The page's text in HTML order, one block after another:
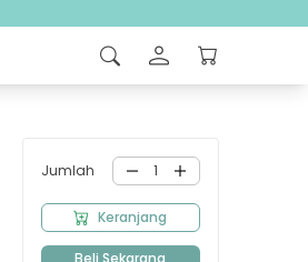
Jumlah 1
Keranjang
Beli Sekarang